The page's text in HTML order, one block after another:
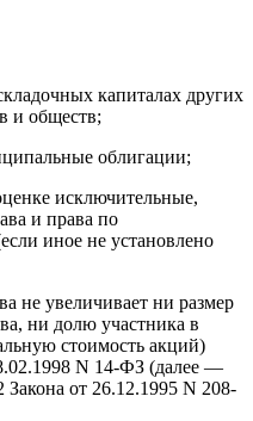
капиталах других
и обществ;
облигации;
исключительные,
и права по
иное не установлено
не увеличивает ни размер
ни долю участника в
стоимость акций)
N 14-ФЗ (далее —
от 26.12.1995 N 208-